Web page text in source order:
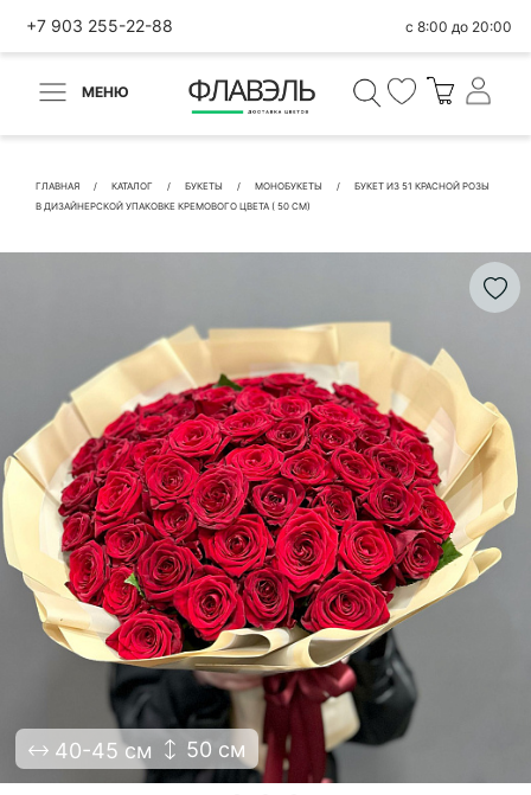
+7 903 255-22-88 с 8:00 до 20:00
МЕНЮ
ГЛАВНАЯ КАТАЛОГ БУКЕТЫ МОНОБУКЕТЫ
БУКЕТ ИЗ 51 КРАСНОЙ РОЗЫ
В ДИЗАЙНЕРСКОЙ УПАКОВКЕ КРЕМОВОГО ЦВЕТА ( 50 СМ)
40-45 см 50 см
ВЕРНУТЬСЯ
Быстрая покупка
КОНТАКТНЫЕ ДАННЫЕ
БЫСТРАЯ ПОКУПКА
Я принимаю Политику конфиденциальности и
Правила использования сайта ФЛАВЭЛЬ. Мы не
продаем ваши данные и храним их в безопасности